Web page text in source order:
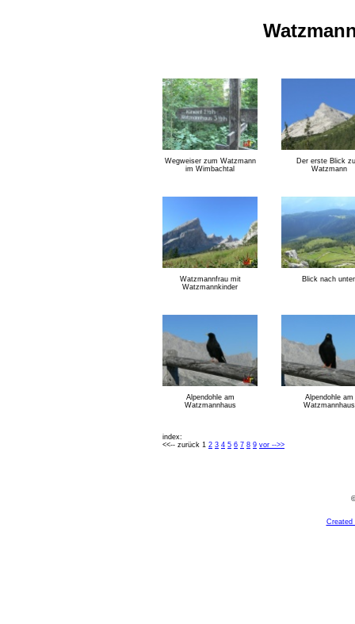
Wegweiser zum Watzmann
im Wimbachtal
Der erste Blick
Watzmann
Watzmannfrau mit
Watzmannkinder
Blick nach
Alpendohle am
Watzmannhaus
Alpendohle am
Watzmannhaus
index:
<<-- zurück 1 2 3 4 5 6 7 8 9 vor -->>
Created